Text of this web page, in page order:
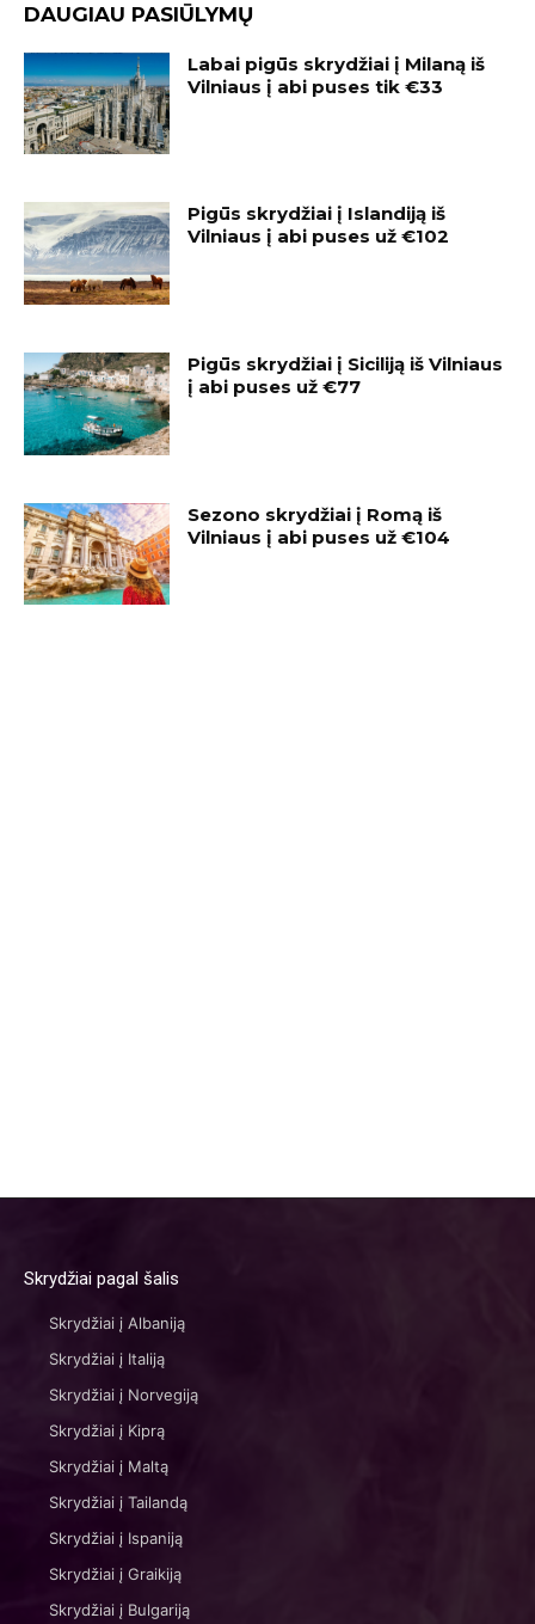
DAUGIAU PASIŪLYMŲ
Labai pigūs skrydžiai į Milaną iš
Vilniaus į abi puses tik €33
Pigūs skrydžiai į Islandiją iš
Vilniaus į abi puses už €102
Pigūs skrydžiai į Siciliją iš Vilniaus
į abi puses už €77
Sezono skrydžiai į Romą iš
Vilniaus į abi puses už €104
Skrydžiai pagal šalis
Skrydžiai į Albaniją
Skrydžiai į Italiją
Skrydžiai į Norvegiją
Skrydžiai į Kiprą
Skrydžiai į Maltą
Skrydžiai į Tailandą
Skrydžiai į Ispaniją
Skrydžiai į Graikiją
Skrydžiai į Bulgariją